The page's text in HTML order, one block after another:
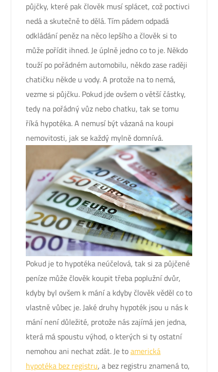
půjčky, které pak člověk musí splácet, což poctivci
nedá a skutečně to dělá. Tím pádem odpadá
odkládání peněz na něco lepšího a člověk si to
může pořídit ihned. Je úplně jedno co to je. Někdo
touží po pořádném automobilu, někdo zase raději
chatičku někde u vody. A protože na to nemá,
vezme si půjčku. Pokud jde ovšem o větší částky,
tedy na pořádný vůz nebo chatku, tak se tomu
říká hypotéka. A nemusí být vázaná na koupi
nemovitosti, jak se každý mylně domnívá.
Pokud je to hypotéka neúčelová, tak si za půjčené
peníze může člověk koupit třeba poplužní dvůr,
kdyby byl ovšem k mání a kdyby člověk věděl co to
vlastně vůbec je. Jaké druhy hypoték jsou u nás k
mání není důležité, protože nás zajímá jen jedna,
která má spoustu výhod, o kterých si ty ostatní
nemohou ani nechat zdát. Je toamerická
hypotéka bez registru, a bez registru znamená to,